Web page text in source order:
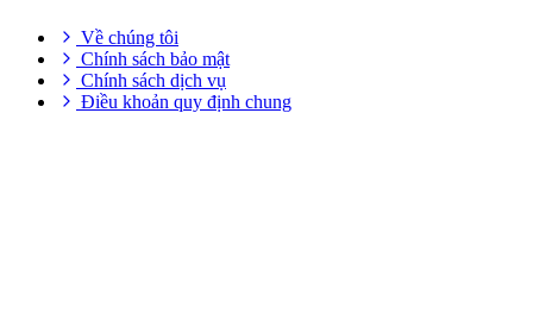
Về chúng tôi
Chính sách bảo mật
Chính sách dịch vụ
Điều khoản quy định chung